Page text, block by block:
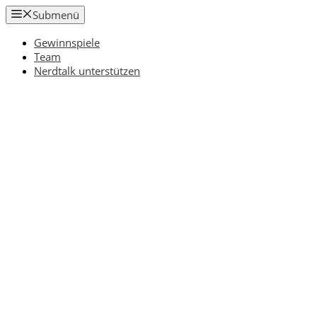
Zum
Inhalt
springen
Submenü
Gewinnspiele
Team
Nerdtalk unterstützen